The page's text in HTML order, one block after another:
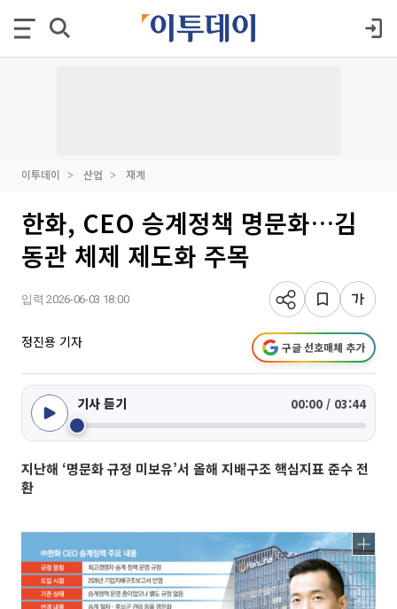
이투데이 산업 재계
한화, CEO 승계정책 명문화…김
동관 체제 제도화 주목
입력 2026-06-03 18:00
정진용 기자 구글 선호매체 추가
기사 듣기 00:00 / 03:44
지난해 ‘명문화 규정 미보유’서 올해 지배구조 핵심지표 준수 전
환